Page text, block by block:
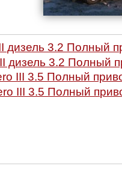
дизель 3.2 Полный
дизель 3.2 Полный
III 3.5 Полный
III 3.5 Полный